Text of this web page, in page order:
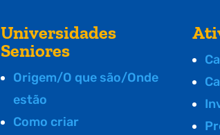
Universidades
Seniores
Origem/O que são/Onde
estão
Como criar